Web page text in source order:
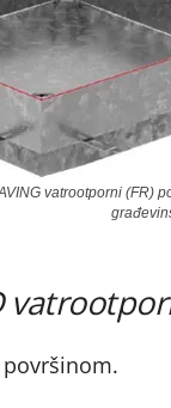
vatrootporni (FR)